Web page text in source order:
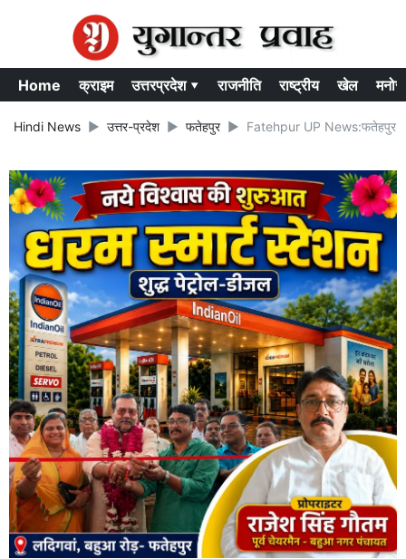
Home क्राइम उत्तरप्रदेश ▾ राजनीति राष्ट्रीय खेल
Hindi News उत्तर-प्रदेश फतेहपुर Fatehpur UP News:फतेहपुर में